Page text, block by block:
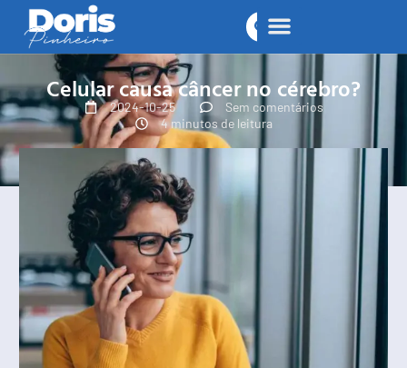
Celular causa câncer no cérebro?
2024-10-25
Sem comentários
4 minutos de leitura